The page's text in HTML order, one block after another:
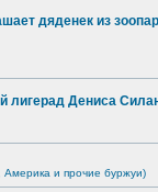
дяденек из
лигерад Дениса
Америка и прочие буржуи)